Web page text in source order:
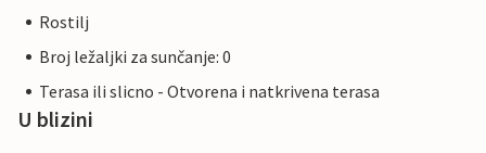
Rostilj
Broj ležaljki za sunčanje: 0
Terasa ili slicno - Otvorena i natkrivena terasa
U blizini